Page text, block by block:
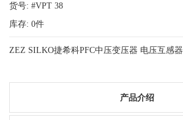
货号: #VPT 38
库存: 0件
ZEZ SILKO捷希科PFC中压变压器 电压互感器
产品介绍